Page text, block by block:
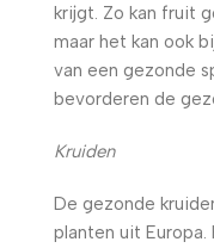
krijgt. Zo kan fruit
maar het kan ook
van een gezonde
bevorderen de
Kruiden
De gezonde
planten uit